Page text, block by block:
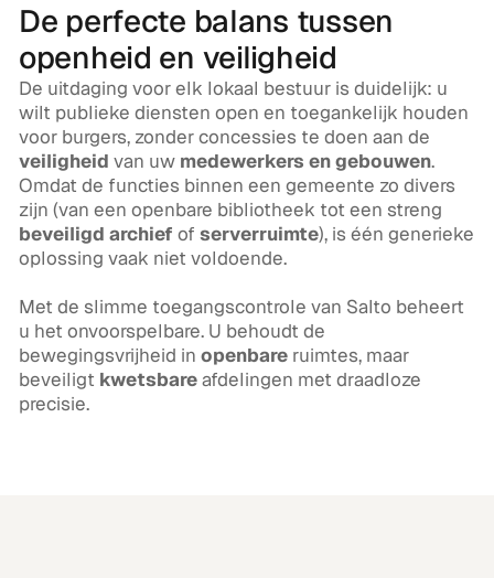
De perfecte balans tussen
openheid en veiligheid
De uitdaging voor elk lokaal bestuur is duidelijk: u
wilt publieke diensten open en toegankelijk houden
voor burgers, zonder concessies te doen aan de
veiligheid van uw medewerkers en gebouwen.
Omdat de functies binnen een gemeente zo divers
zijn (van een openbare bibliotheek tot een streng
beveiligd archief of serverruimte), is één generieke
oplossing vaak niet voldoende.
Met de slimme toegangscontrole van Salto beheert
u het onvoorspelbare. U behoudt de
bewegingsvrijheid in openbare ruimtes, maar
beveiligt kwetsbareafdelingen met draadloze
precisie.